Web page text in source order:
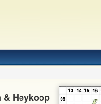
& Heykoop